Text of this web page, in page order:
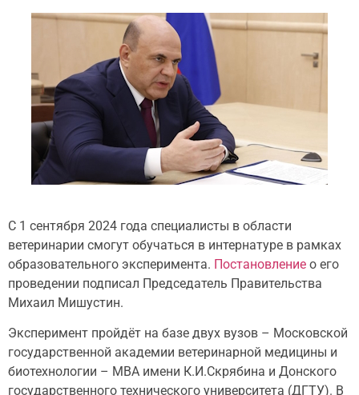
С 1 сентября 2024 года специалисты в области
ветеринарии смогут обучаться в интернатуре в рамках
образовательного эксперимента. Постановление о его
проведении подписал Председатель Правительства
Михаил Мишустин.
Эксперимент пройдёт на базе двух вузов – Московской
государственной академии ветеринарной медицины и
биотехнологии – МВА имени К.И.Скрябина и Донского
государственного технического университета (ДГТУ). В